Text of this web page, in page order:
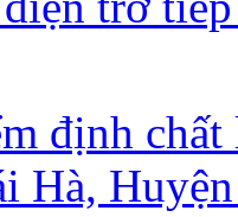
định chất
Hà,